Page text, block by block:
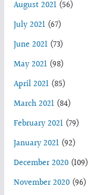
August 2021(56)
July 2021(67)
June 2021(73)
May 2021(98)
April 2021(85)
March 2021(84)
February 2021(79)
January 2021(92)
December 2020(109)
November 2020(96)